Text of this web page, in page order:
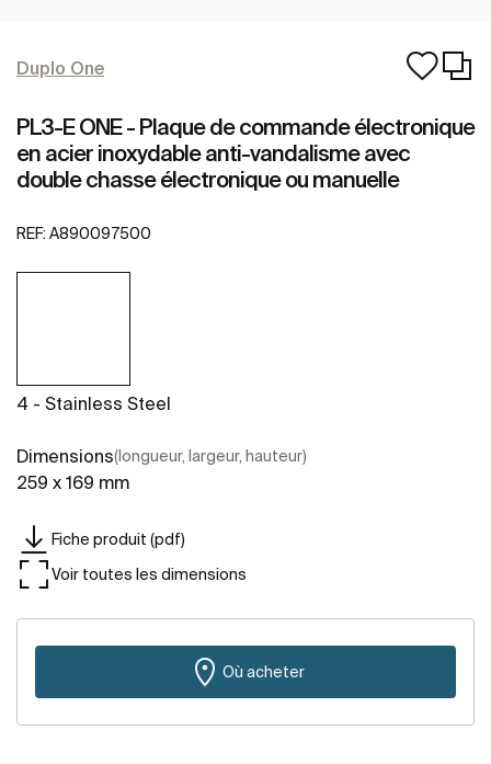
Duplo One
PL3-E ONE - Plaque de commande électronique
en acier inoxydable anti-vandalisme avec
double chasse électronique ou manuelle
REF: A890097500
4 - Stainless Steel
Dimensions(longueur, largeur, hauteur)
259 x 169 mm
Fiche produit (pdf)
Voir toutes les dimensions
Où acheter